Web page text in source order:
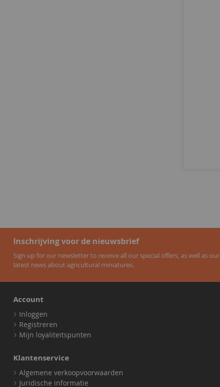
Inschrijving voor de nieuwsbrief
Sign up for our newsletter to receive all our special offers, as well as our
latest news about agricultural miniatures.
Account
Inloggen
Registreren
Mijn loyaliteitspunten
Klantenservice
Algemene verkoopvoorwaarden
Juridische informatie